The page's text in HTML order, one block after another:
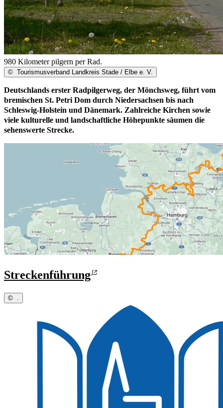
980 Kilometer pilgern per Rad.
© Tourismusverband Landkreis Stade / Elbe e. V.
Deutschlands erster Radpilgerweg, der Mönchsweg, führt vom
bremischen St. Petri Dom durch Niedersachsen bis nach
Schleswig-Holstein und Dänemark. Zahlreiche Kirchen sowie
viele kulturelle und landschaftliche Höhepunkte säumen die
sehenswerte Strecke.
Streckenführung
© .